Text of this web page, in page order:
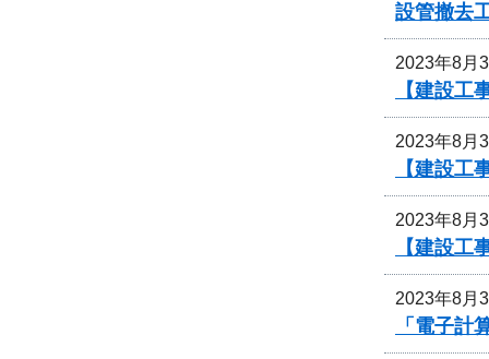
設管撤去
2023年8月
【建設
2023年8月
【建設工
2023年8月
【建設工
2023年8月
「電子計